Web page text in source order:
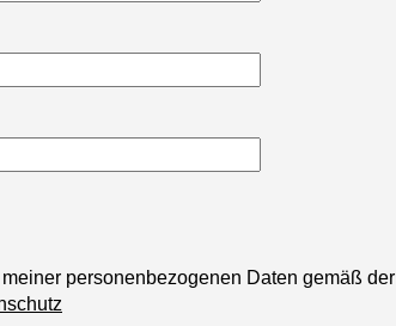
personenbezogenen Daten gemäß der